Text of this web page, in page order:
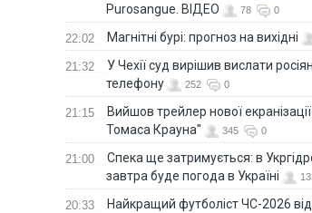
Purosangue. ВІДЕО
78 0
22:02 Магнітні бурі: прогноз на вихідні
21:32
У Чехії суд вирішив вислати
телефону
252 0
21:15
Вийшов трейлер нової
Томаса Крауна"
345 0
21:00
Спека ще затримується: в
завтра буде погода в Україні
20:33
Найкращий футболіст ЧС-2026